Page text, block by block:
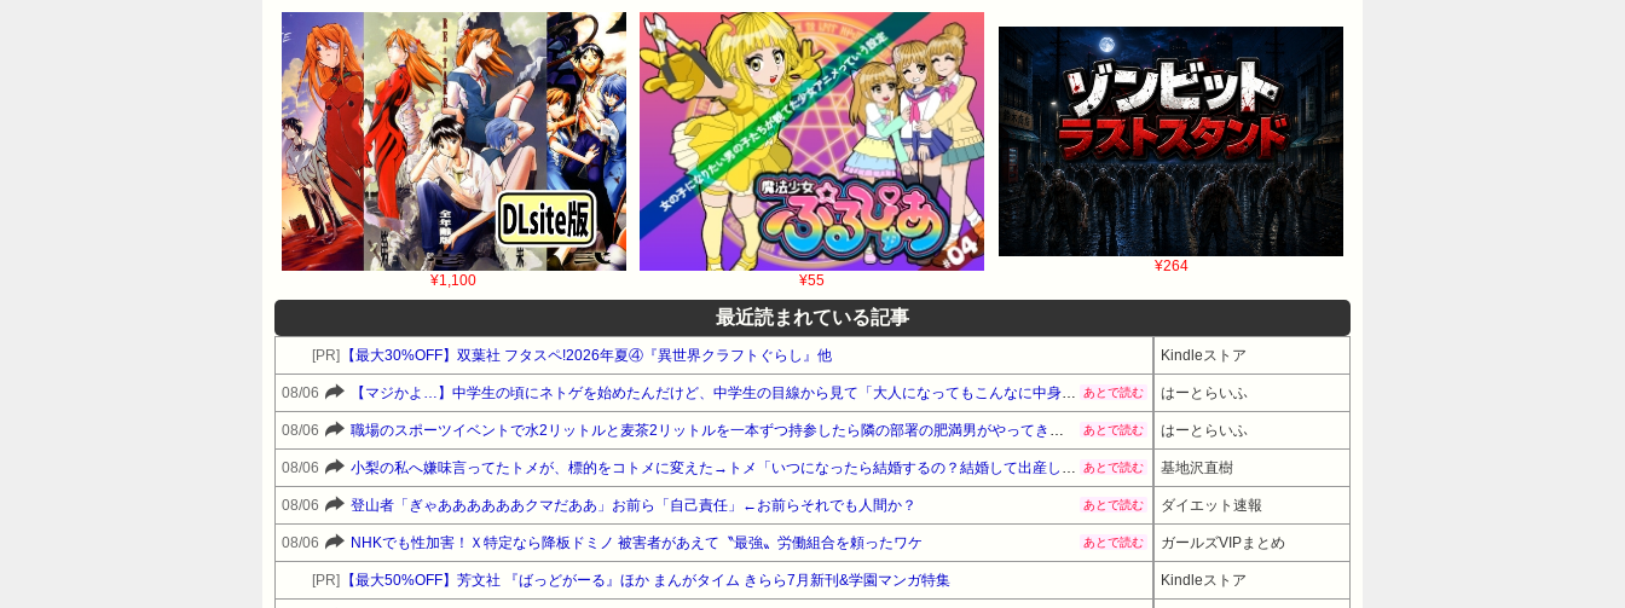
¥1,100 ¥55
¥264
最近読まれている記事
[PR] 【最大30%OFF】双葉社 フタスペ!2026年夏④『異世界クラフトぐらし』他 Kindleストア
08/06 【マジかよ…】中学生の頃にネトゲを始めたんだけど、中学生の目線から見て「大人になってもこんなに中身幼いの！？」って人がいて衝撃だった… あとで読む はーとらいふ
08/06 職場のスポーツイベントで水2リットルと麦茶2リットルを一本ずつ持参したら隣の部署の肥満男がやってきて… あとで読む はーとらいふ
08/06 小梨の私へ嫌味言ってたトメが、標的をコトメに変えた→トメ「いつになったら結婚するの？結婚して出産してようやく一人前よ」普段はスルーするコトメだったが… あとで読む 基地沢直樹
08/06 登山者「ぎゃああああああクマだああ」お前ら「自己責任」←お前らそれでも人間か？ あとで読む ダイエット速報
08/06 NHKでも性加害！Ｘ特定なら降板ドミノ 被害者があえて〝最強〟労働組合を頼ったワケ あとで読む ガールズVIPまとめ
[PR] 【最大50%OFF】芳文社 『ばっどがーる』ほか まんがタイム きらら7月新刊&学園マンガ特集 Kindleストア